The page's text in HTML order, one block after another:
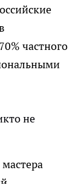
частного
не